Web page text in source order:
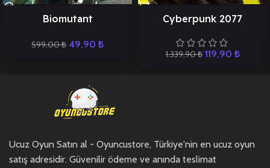
Biomutant
599,00₺ 49,90 ₺
Cyberpunk 2077
1.339,90₺ 119,90 ₺
Ucuz Oyun Satın al - Oyuncustore, Türkiye'nin en ucuz oyun
satış adresidir. Güvenilir ödeme ve anında teslimat